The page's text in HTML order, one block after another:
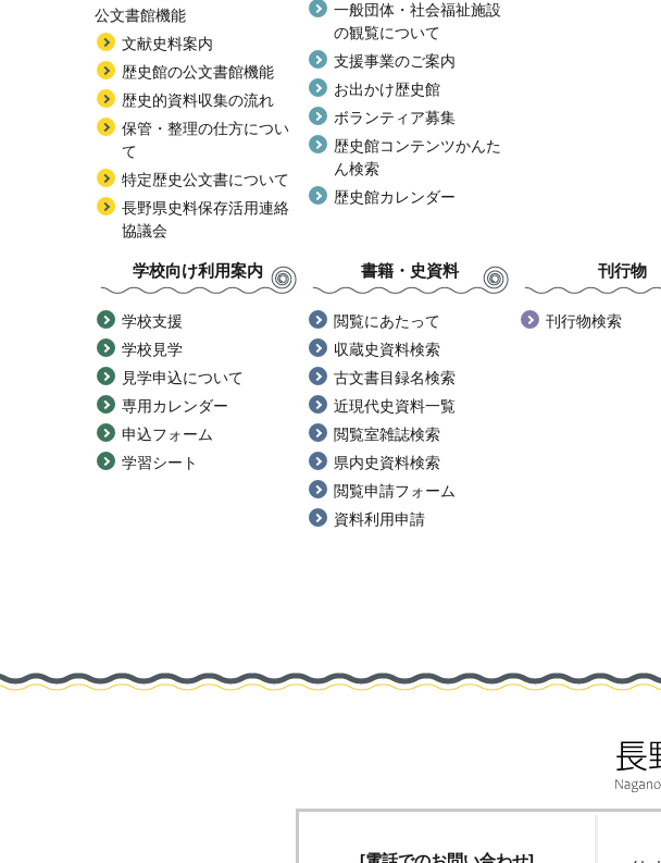
公文書館機能
文献史料案内
歴史館の公文書館機能
歴史的資料収集の流れ
保管・整理の仕方につい
て
特定歴史公文書について
長野県史料保存活用連絡
協議会
一般団体・社会福祉施設
の観覧について
支援事業のご案内
お出かけ歴史館
ボランティア募集
歴史館コンテンツかんた
ん検索
歴史館カレンダー
学校向け利用案内
学校支援
学校見学
見学申込について
専用カレンダー
申込フォーム
学習シート
書籍・史資料
閲覧にあたって
収蔵史資料検索
古文書目録名検索
近現代史資料一覧
閲覧室雑誌検索
県内史資料検索
閲覧申請フォーム
資料利用申請
刊行物
刊行物検索